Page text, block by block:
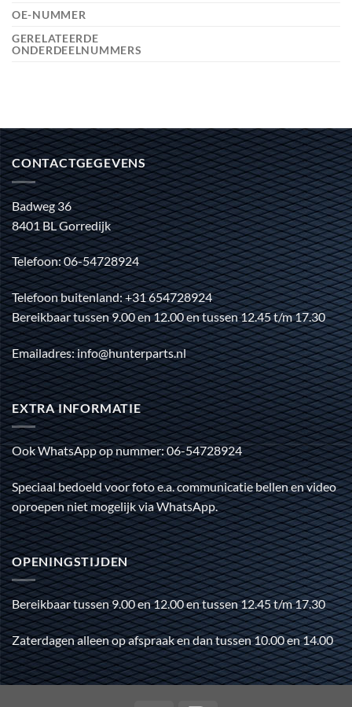
OE-NUMMER
GERELATEERDE
ONDERDEELNUMMERS
CONTACTGEGEVENS
Badweg 36
8401 BL Gorredijk
Telefoon: 06-54728924
Telefoon buitenland: +31 654728924
Bereikbaar tussen 9.00 en 12.00 en tussen 12.45 t/m 17.30
Emailadres: info@hunterparts.nl
EXTRA INFORMATIE
Ook WhatsApp op nummer: 06-54728924
Speciaal bedoeld voor foto e.a. communicatie bellen en video
oproepen niet mogelijk via WhatsApp.
OPENINGSTIJDEN
Bereikbaar tussen 9.00 en 12.00 en tussen 12.45 t/m 17.30
Zaterdagen alleen op afspraak en dan tussen 10.00 en 14.00